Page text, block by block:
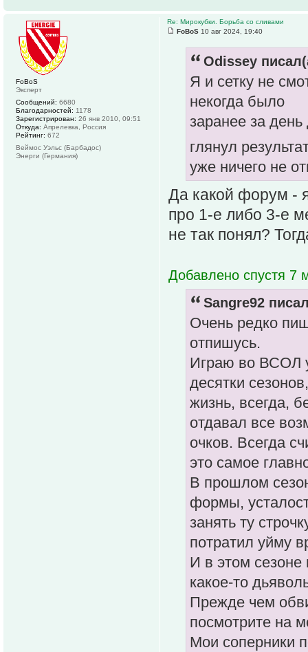
Re: Мирокубки. Борьба со сливами
FoBoS 10 авг 2024, 19:40
Odissey
Я и сетку не
некогда было
заранее за
глянул
уже ничего не
Да какой форум -
про 1-е либо 3-е
не так понял?
Добавлено спустя 7
Sangre92
Очень редко
отпишусь.
Играю во ВСОЛ
десятки
жизнь, всегда,
отдавал все
очков. Всегда
это самое
В прошлом
формы,
занять ту
потратил уйму
И в этом
какое-то
Прежде чем
посмотрите на
Мои соперники
FoBoS
Эксперт
Сообщений: 6680
Благодарностей: 1178
Зарегистрирован: 26 янв 2010, 09:51
Откуда: Апрелевка, Россия
Рейтинг: 672
Веймос Уэльс (Барбадос)
Энерги (Германия)